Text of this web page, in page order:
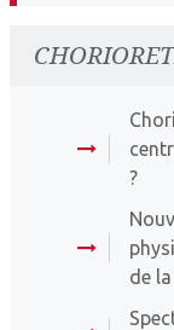
?
de la